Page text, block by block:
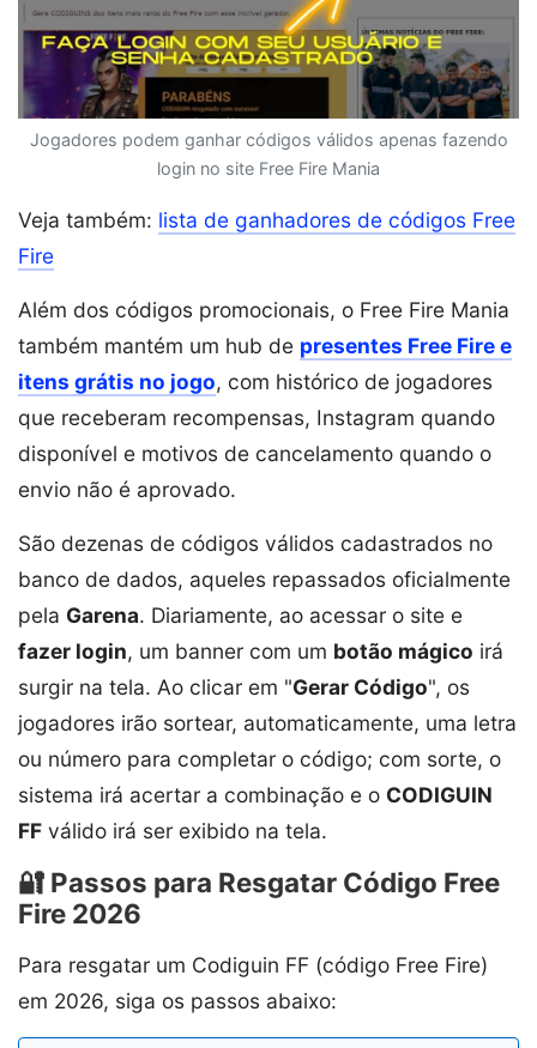
Jogadores podem ganhar códigos válidos apenas fazendo
login no site Free Fire Mania
Veja também: lista de ganhadores de códigos Free
Fire
Além dos códigos promocionais, o Free Fire Mania
também mantém um hub de presentes Free Fire e
itens grátis no jogo, com histórico de jogadores
que receberam recompensas, Instagram quando
disponível e motivos de cancelamento quando o
envio não é aprovado.
São dezenas de códigos válidos cadastrados no
banco de dados, aqueles repassados oficialmente
pela Garena. Diariamente, ao acessar o site e
fazer login, um banner com um botão mágico irá
surgir na tela. Ao clicar em "Gerar Código", os
jogadores irão sortear, automaticamente, uma letra
ou número para completar o código; com sorte, o
sistema irá acertar a combinação e o CODIGUIN
FF válido irá ser exibido na tela.
🔐 Passos para Resgatar Código Free
Fire 2026
Para resgatar um Codiguin FF (código Free Fire)
em 2026, siga os passos abaixo: